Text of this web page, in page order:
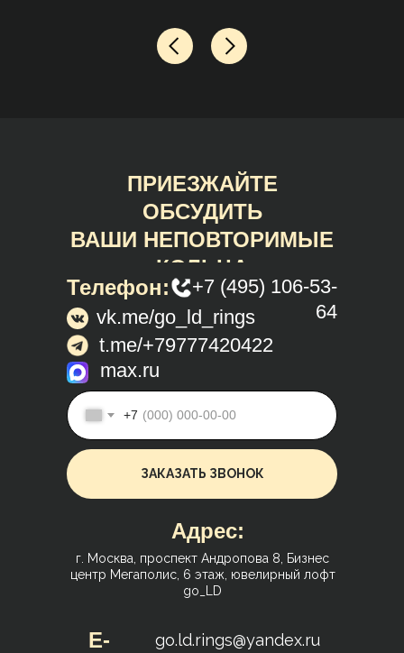
ПРИЕЗЖАЙТЕ
ОБСУДИТЬ
ВАШИ НЕПОВТОРИМЫЕ
КОЛЬЦА
Телефон:
+7 (495) 106-53-
64
vk.me/go_ld_rings
Адрес:
г. Москва, проспект Андропова 8, Бизнес
центр Мегаполис, 6 этаж, ювелирный лофт
go_LD
E-
go.ld.rings@yandex.ru
t.me/+79777420422
max.ru
+7
ЗАКАЗАТЬ ЗВОНОК